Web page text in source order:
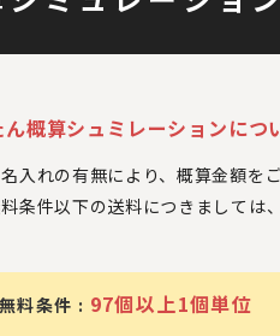
概算シュミレーションにつ
入れの有無により、概算金額を
条件以下の送料につきましては
料条件 : 97個以上1個単位